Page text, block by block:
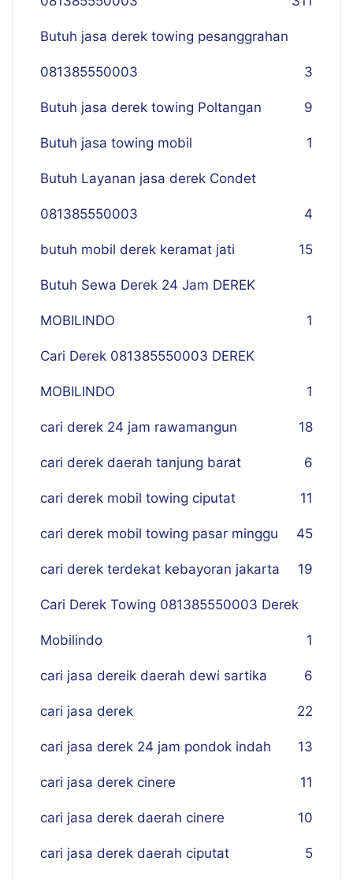
Butuh jasa derek towing pesanggrahan
081385550003 3
Butuh jasa derek towing Poltangan 9
Butuh jasa towing mobil 1
Butuh Layanan jasa derek Condet
081385550003 4
butuh mobil derek keramat jati 15
Butuh Sewa Derek 24 Jam DEREK
MOBILINDO 1
Cari Derek 081385550003 DEREK
MOBILINDO 1
cari derek 24 jam rawamangun 18
cari derek daerah tanjung barat 6
cari derek mobil towing ciputat 11
cari derek mobil towing pasar minggu 45
cari derek terdekat kebayoran jakarta 19
Cari Derek Towing 081385550003 Derek
Mobilindo 1
cari jasa dereik daerah dewi sartika 6
cari jasa derek 22
cari jasa derek 24 jam pondok indah 13
cari jasa derek cinere 11
cari jasa derek daerah cinere 10
cari jasa derek daerah ciputat 5